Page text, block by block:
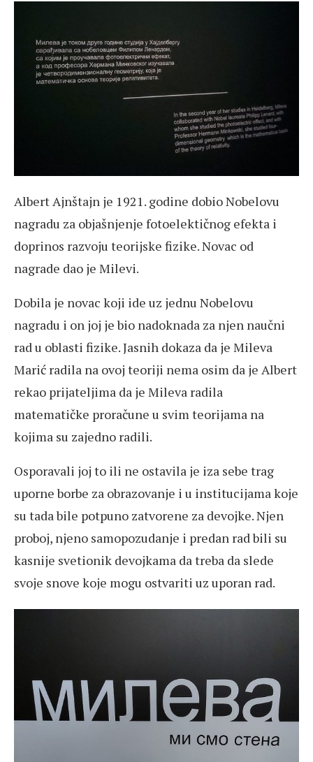
Albert Ajnštajn je 1921. godine dobio Nobelovu
nagradu za objašnjenje fotoelektičnog efekta i
doprinos razvoju teorijske fizike. Novac od
nagrade dao je Milevi.
Dobila je novac koji ide uz jednu Nobelovu
nagradu i on joj je bio nadoknada za njen naučni
rad u oblasti fizike. Jasnih dokaza da je Mileva
Marić radila na ovoj teoriji nema osim da je Albert
rekao prijateljima da je Mileva radila
matematičke proračune u svim teorijama na
kojima su zajedno radili.
Osporavali joj to ili ne ostavila je iza sebe trag
uporne borbe za obrazovanje i u institucijama koje
su tada bile potpuno zatvorene za devojke. Njen
proboj, njeno samopozudanje i predan rad bili su
kasnije svetionik devojkama da treba da slede
svoje snove koje mogu ostvariti uz uporan rad.